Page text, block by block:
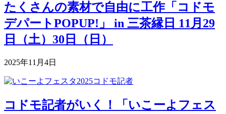
たくさんの素材で自由に工作「コドモ
デパートPOPUP!」 in 三茶縁日 11月29
日（土）30日（日）
2025年11月4日
コドモ記者がいく！「いこーよフェス